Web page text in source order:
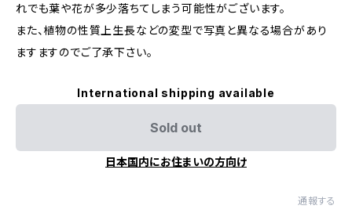
れでも葉や花が多少落ちてしまう可能性がございます。
また、植物の性質上生長などの変型で写真と異なる場合があり
ますますのでご了承下さい。
International shipping available
Sold out
日本国内にお住まいの方向け
通報する